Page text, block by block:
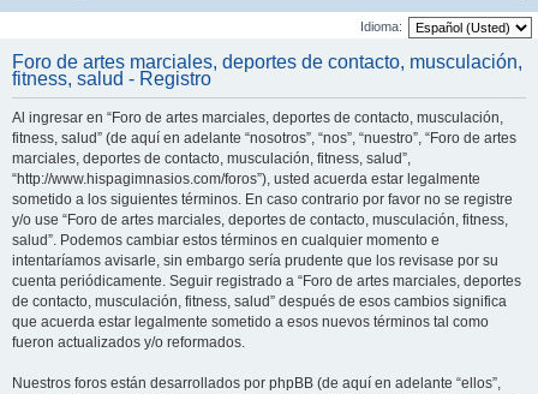
u
Idioma:
Foro de artes marciales, deportes de contacto, musculación,
fitness, salud - Registro
Al ingresar en “Foro de artes marciales, deportes de contacto, musculación,
fitness, salud” (de aquí en adelante “nosotros”, “nos”, “nuestro”, “Foro de artes
marciales, deportes de contacto, musculación, fitness, salud”,
“http://www.hispagimnasios.com/foros”), usted acuerda estar legalmente
sometido a los siguientes términos. En caso contrario por favor no se registre
y/o use “Foro de artes marciales, deportes de contacto, musculación, fitness,
salud”. Podemos cambiar estos términos en cualquier momento e
intentaríamos avisarle, sin embargo sería prudente que los revisase por su
cuenta periódicamente. Seguir registrado a “Foro de artes marciales, deportes
de contacto, musculación, fitness, salud” después de esos cambios significa
que acuerda estar legalmente sometido a esos nuevos términos tal como
fueron actualizados y/o reformados.
Nuestros foros están desarrollados por phpBB (de aquí en adelante “ellos”,